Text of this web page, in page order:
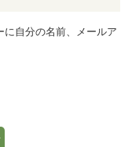
に自分の名前、メールア